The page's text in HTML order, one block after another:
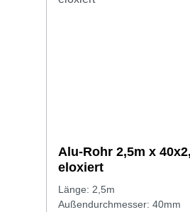
Alu-Rohr 2,5m x
eloxiert
Länge: 2,5m
Außendurchmesser: 40mm